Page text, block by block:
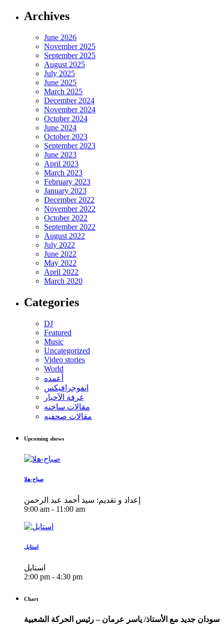
Archives
June 2026
November 2025
September 2025
August 2025
July 2025
June 2025
March 2025
December 2024
November 2024
October 2024
June 2024
October 2023
September 2023
June 2023
April 2023
March 2023
February 2023
January 2023
December 2022
November 2022
October 2022
September 2022
August 2022
July 2022
June 2022
May 2022
April 2022
March 2020
Categories
DJ
Featured
Music
Uncategorized
Video stories
World
أعمده
انفوجرافيكس
غرفة الآخبار
مقالات ساخنه
مقالات صحفيه
Upcoming shows
صباح-هلا
إعداد و تقديم: سيد أحمد عبد الرحمن
9:00 am - 11:00 am
استايل
استايل
2:00 pm - 4:30 pm
Chart
سودان جديد مع الأستاذ/ ياسر عرمان – رئيس الحركة الشعبية